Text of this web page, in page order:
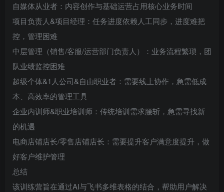
自媒体从业者：内容创作与基础运营占用核心业务时间
项目负责人&项目经理：任务进度依赖人工同步，进度难把
控，管理困难
中层管理（销售/客服/运营部门负责人）：业务流程繁琐，团
队业绩监控困难
超级个体&1人公司&自由职业者：需要线上协作，急需低成
本、高效率的管理工具
企业内训师&职业培训师：传统培训需求腰斩，急需寻找新
的机遇
电商店铺店长/零售店铺店长：需要提升客户满意度提升，做
好客户维护管理
总结
该训练营旨在通过AI与飞书多维表格的结合，帮助用户解决